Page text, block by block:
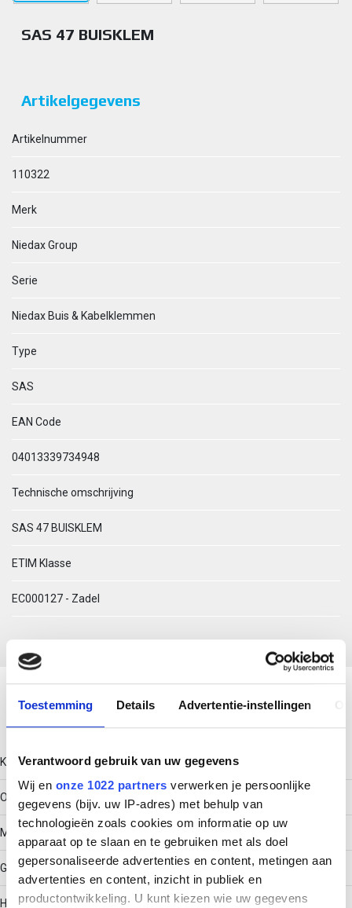
Toestemming Details Advertentie-instellingen
Verantwoord gebruik van uw gegevens
Wij en onze 1022 partners verwerken je persoonlijke
gegevens (bijv. uw IP-adres) met behulp van
technologieën zoals cookies om informatie op uw
apparaat op te slaan en te gebruiken met als doel
gepersonaliseerde advertenties en content, metingen aan
advertenties en content, inzicht in publiek en
productontwikkeling. U kunt kiezen wie uw gegevens
SAS 47 BUISKLEM
Artikelgegevens
Artikelnummer
110322
Merk
Niedax Group
Serie
Niedax Buis & Kabelklemmen
Type
SAS
EAN Code
04013339734948
Technische omschrijving
SAS 47 BUISKLEM
ETIM Klasse
EC000127 - Zadel
Download productsheet
Technische gegevens
Kleur
Overig
Model
Gesloten
Halogeenvrij